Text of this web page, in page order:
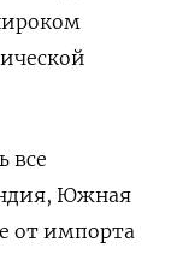
все
Южная
от импорта